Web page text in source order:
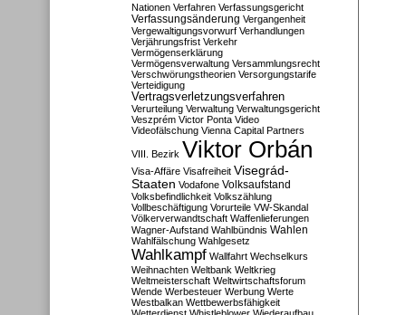
Nationen Verfahren Verfassungsgericht
Verfassungsänderung Vergangenheit
Vergewaltigungsvorwurf Verhandlungen
Verjährungsfrist Verkehr
Vermögenserklärung
Vermögensverwaltung Versammlungsrecht
Verschwörungstheorien Versorgungstarife
Verteidigung
Vertragsverletzungsverfahren
Verurteilung Verwaltung Verwaltungsgericht
Veszprém Victor Ponta Video
Videofälschung Vienna Capital Partners
VIII. Bezirk Viktor Orbán
Visa-Affäre Visafreiheit Visegrád-
Staaten Vodafone Volksaufstand
Volksbefindlichkeit Volkszählung
Vollbeschäftigung Vorurteile VW-Skandal
Völkerverwandtschaft Waffenlieferungen
Wagner-Aufstand Wahlbündnis Wahlen
Wahlfälschung Wahlgesetz
Wahlkampf Wallfahrt Wechselkurs
Weihnachten Weltbank Weltkrieg
Weltmeisterschaft Weltwirtschaftsforum
Wende Werbesteuer Werbung Werte
Westbalkan Wettbewerbsfähigkeit